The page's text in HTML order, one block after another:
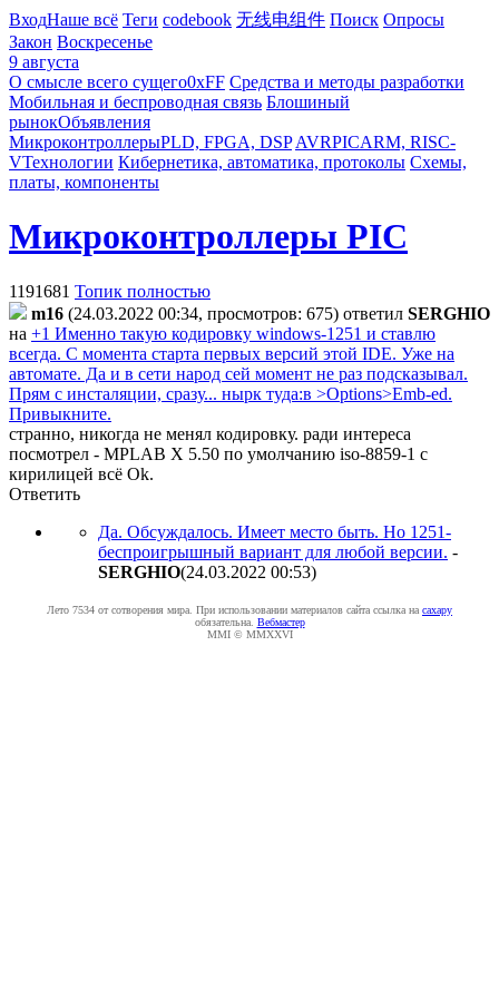
ВходНаше всё Теги codebook 无线电组件 Поиск Опросы
Закон Воскресенье
9 августа
О смысле всего сущего0xFF Средства и методы разработки
Мобильная и беспроводная связь Блошиный
рынокОбъявления
МикроконтроллерыPLD, FPGA, DSP AVRPICARM, RISC-
VТехнологии Кибернетика, автоматика, протоколы Схемы,
платы, компоненты
Микроконтроллеры PIC
1191681 Топик полностью
m16 (24.03.2022 00:34, просмотров: 675) ответил SERGHIO
на +1 Именно такую кодировку windows-1251 и ставлю
всегда. С момента старта первых версий этой IDE. Уже на
автомате. Да и в сети народ сей момент не раз подсказывал.
Прям с инсталяции, сразу... нырк туда:в >Options>Emb-ed.
Привыкните.
странно, никогда не менял кодировку. ради интереса
посмотрел - MPLAB X 5.50 по умолчанию iso-8859-1 с
кирилицей всё Ok.
Ответить
Да. Обсуждалось. Имеет место быть. Но 1251-
беспроигрышный вариант для любой версии. -
SERGHIO(24.03.2022 00:53)
Лето 7534 от сотворения мира. При использовании материалов сайта ссылка на caxapу
обязательна. Вебмастер
MMI © MMXXVI